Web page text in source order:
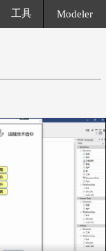
工具 Modeler